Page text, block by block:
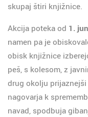
skupaj štiri knjižnice.
Akcija poteka od 1.
namen pa je
obisk knjižnice
peš, s kolesom, z
drug okolju
nagovarja k
navad, spodbuja